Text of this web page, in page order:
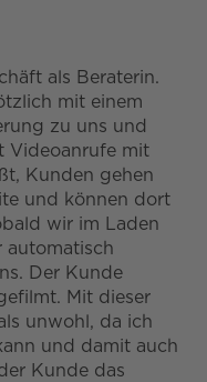
als Beraterin.
mit einem
zu uns und
Videoanrufe mit
Kunden gehen
und können dort
wir im Laden
automatisch
Der Kunde
Mit dieser
unwohl, da ich
und damit auch
Kunde das